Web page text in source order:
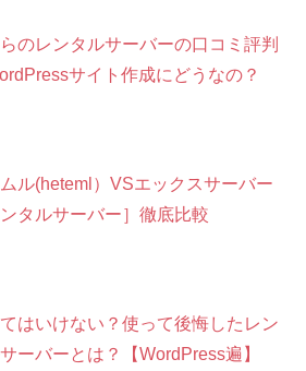
のレンタルサーバーの口コミ評判
サイト作成にどうなの？
ル(heteml）VSエックスサーバー
ンタルサーバー］徹底比較
はいけない？使って後悔したレン
ーバーとは？【WordPress遍】